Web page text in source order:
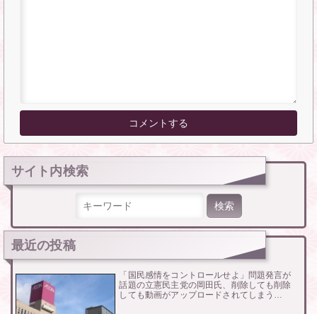
サイト内検索
最近の投稿
「国民感情をコントロールせよ」問題発言が
話題の立憲民主党の岡田氏、削除しても削除
しても動画がアップロードされてしまう…